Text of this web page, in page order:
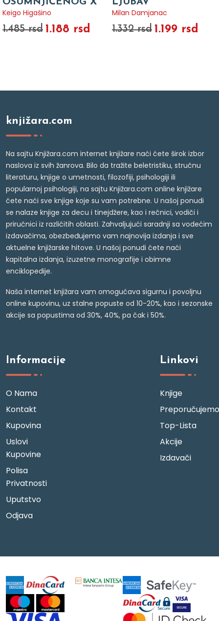
Keigo Higašino
1.485 rsd 1.188 rsd
Milan Damjanac
1.332 rsd 1.199 rsd
knjižara.com
Na sajtu Knjižara.com internet knjižare naći ćete širok izbor
naslova iz svih žanrova. Bilo da tražite beletristiku, stručnu
literaturu, knjige o umetnosti, filozofiji, psihologiji ili
popularnoj psihologiji, na sajtu Knjižara.com online knjižare
ćete naći sve knjige koje su vam potrebne. U našoj ponudi
se nalaze knjige za decu i tinejdžere, kao i rečnici, vodiči i
priručnici iz različitih oblasti. Zahvaljujući saradnji sa vodećim
izdavačima, obezbeđujemo vam najnovija izdanja i sve
aktuelne knjižarske hitove. U našoj ponudi ćete naći
kapitalna izdanja, izuzetne monografije i obimne
enciklopedije.
Naša internet knjižara vam omogućava sigurnu i povoljnu
online kupovinu, uz stalne popuste od 10-20%, kao i sezonske
akcije sa popustima od 30%, 40%, pa čak i 50%.
Informacije
O Nama
Kontakt
Kupovina
Uslovi
Kupovine
Polisa
Privatnosti
Uputstvo
Odjava
Linkovi
Knjige
Preporučujemo
Top-Lista
Akcije
Izdavači